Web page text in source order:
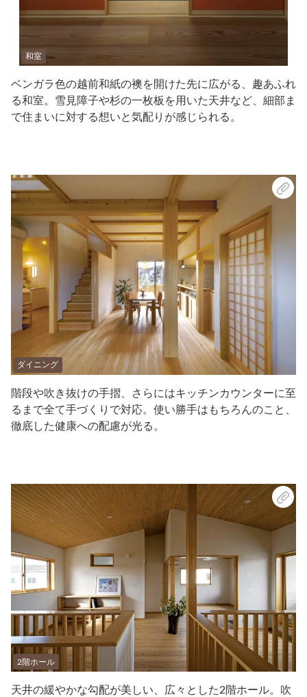
和室
ベンガラ色の越前和紙の襖を開けた先に広がる、趣あふれ
る和室。雪見障子や杉の一枚板を用いた天井など、細部ま
で住まいに対する想いと気配りが感じられる。
ダイニング
階段や吹き抜けの手摺、さらにはキッチンカウンターに至
るまで全て手づくりで対応。使い勝手はもちろんのこと、
徹底した健康への配慮が光る。
2階ホール
天井の緩やかな勾配が美しい、広々とした2階ホール。吹